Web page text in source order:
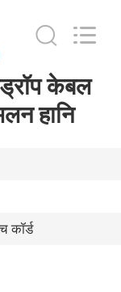
केबल
हानि
कॉर्ड